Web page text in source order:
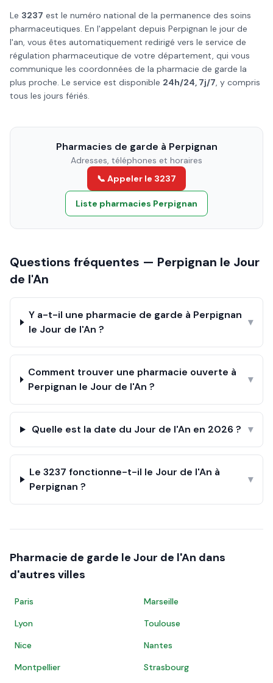
Le 3237 est le numéro national de la permanence des soins
pharmaceutiques. En l'appelant depuis Perpignan le jour de
l'an, vous êtes automatiquement redirigé vers le service de
régulation pharmaceutique de votre département, qui vous
communique les coordonnées de la pharmacie de garde la
plus proche. Le service est disponible 24h/24, 7j/7, y compris
tous les jours fériés.
Pharmacies de garde à Perpignan
Adresses, téléphones et horaires
📞 Appeler le 3237
Liste pharmacies Perpignan
Questions fréquentes — Perpignan le Jour
de l'An
Y a-t-il une pharmacie de garde à Perpignan
le Jour de l'An ?
▾
Comment trouver une pharmacie ouverte à
Perpignan le Jour de l'An ?
▾
Quelle est la date du Jour de l'An en 2026 ? ▾
Le 3237 fonctionne-t-il le Jour de l'An à
Perpignan ?
▾
Pharmacie de garde le Jour de l'An dans
d'autres villes
Paris
Marseille
Lyon
Toulouse
Nice
Nantes
Montpellier
Strasbourg